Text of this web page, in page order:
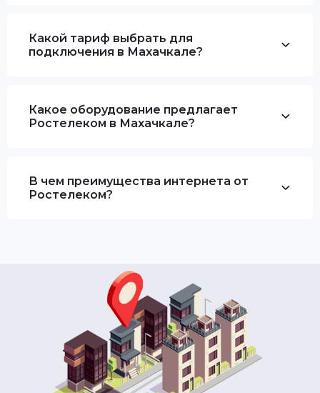
Какой тариф выбрать для
подключения в Махачкале?
Какое оборудование предлагает
Ростелеком в Махачкале?
В чем преимущества интернета от
Ростелеком?